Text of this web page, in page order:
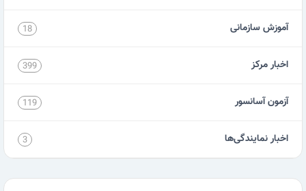
آموزش سازمانی 18
اخبار مرکز 399
آزمون آسانسور 119
اخبار نمایندگی‌ها 3